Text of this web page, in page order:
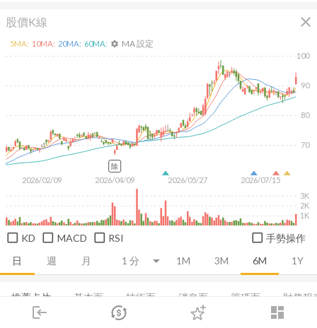
login dashboard
市場 登入
股價K線 close
日 週 月 1M 3M 6M 1Y
2026/02/09 2026/04/09 2026/05/27 2026/07/15
70
80
90
100
1K
2K
3K
5MA: 10MA: 20MA: 60MA: settings MA 設定
除
KD MACD RSI 手勢操作
推薦卡片 基本面 技術面 消息面 籌碼面 財務報